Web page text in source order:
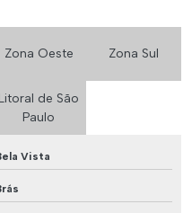
Zona Oeste Zona Sul
de São
Paulo
Vista